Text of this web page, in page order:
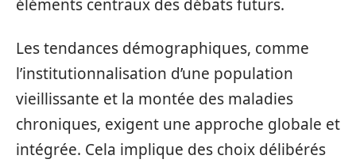
éléments centraux des débats futurs.
Les tendances démographiques, comme
l’institutionnalisation d’une population
vieillissante et la montée des maladies
chroniques, exigent une approche globale et
intégrée. Cela implique des choix délibérés